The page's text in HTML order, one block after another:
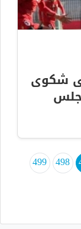
شكوى
498
499